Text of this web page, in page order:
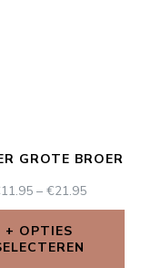
GROTE BROER
11.95– €21.95
OPTIES